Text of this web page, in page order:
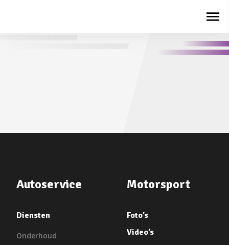
Autoservice
Diensten
Onderhoud
Motorsport
Foto’s
Video’s